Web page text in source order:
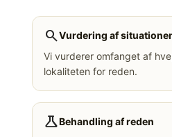
searchVurdering af
Vi vurderer omfanget af
lokaliteten for reden.
scienceBehandling af reden